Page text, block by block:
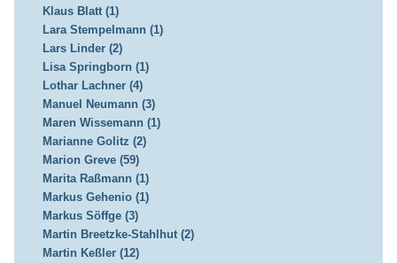
Klaus Blatt (1)
Lara Stempelmann (1)
Lars Linder (2)
Lisa Springborn (1)
Lothar Lachner (4)
Manuel Neumann (3)
Maren Wissemann (1)
Marianne Golitz (2)
Marion Greve (59)
Marita Raßmann (1)
Markus Gehenio (1)
Markus Söffge (3)
Martin Breetzke-Stahlhut (2)
Martin Keßler (12)